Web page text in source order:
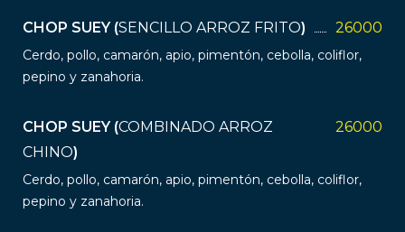
CHOP SUEY (SENCILLO ARROZ FRITO) 26000
Cerdo, pollo, camarón, apio, pimentón, cebolla, coliflor,
pepino y zanahoria.
CHOP SUEY (COMBINADO ARROZ
CHINO)
26000
Cerdo, pollo, camarón, apio, pimentón, cebolla, coliflor,
pepino y zanahoria.